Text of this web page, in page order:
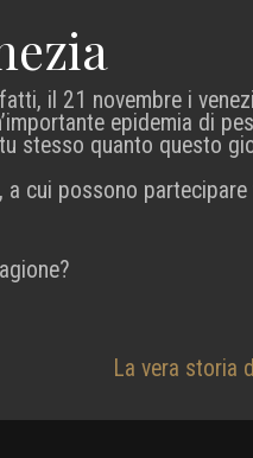
il 21 novembre i
epidemia di
stesso quanto questo
, a cui possono
La vera storia